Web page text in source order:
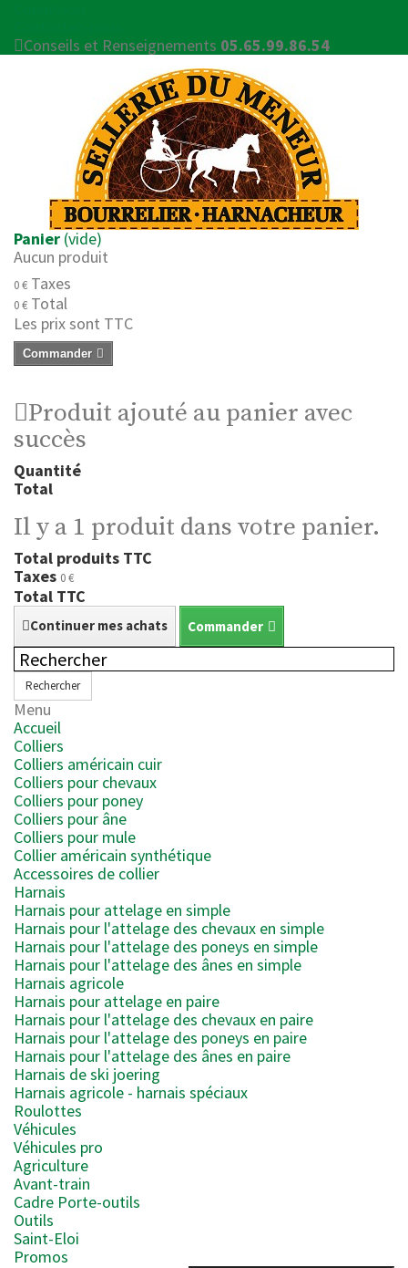
Conseils et Renseignements 05.65.99.86.54
Panier (vide)
Aucun produit
0 € Taxes
0 € Total
Les prix sont TTC
Commander
Produit ajouté au panier avec
succès
Quantité
Total
Il y a 1 produit dans votre panier.
Total produits TTC
Taxes 0 €
Total TTC
Continuer mes achats Commander
Rechercher
Menu
Accueil
Colliers
Colliers américain cuir
Colliers pour chevaux
Colliers pour poney
Colliers pour âne
Colliers pour mule
Collier américain synthétique
Accessoires de collier
Harnais
Harnais pour attelage en simple
Harnais pour l'attelage des chevaux en simple
Harnais pour l'attelage des poneys en simple
Harnais pour l'attelage des ânes en simple
Harnais agricole
Harnais pour attelage en paire
Harnais pour l'attelage des chevaux en paire
Harnais pour l'attelage des poneys en paire
Harnais pour l'attelage des ânes en paire
Harnais de ski joering
Harnais agricole - harnais spéciaux
Roulottes
Véhicules
Véhicules pro
Agriculture
Avant-train
Cadre Porte-outils
Outils
Saint-Eloi
Promos